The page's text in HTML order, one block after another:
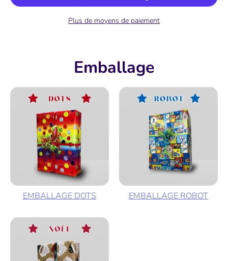
Plus de moyens de paiement
Emballage
EMBALLAGE DOTS EMBALLAGE ROBOT